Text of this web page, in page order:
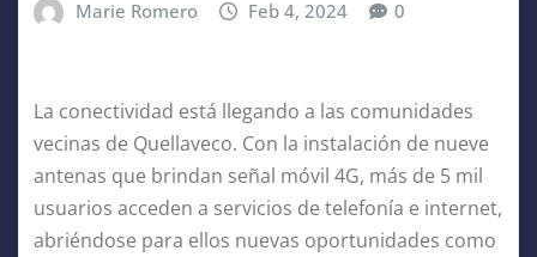
Marie Romero Feb 4, 2024 0
La conectividad está llegando a las comunidades
vecinas de Quellaveco. Con la instalación de nueve
antenas que brindan señal móvil 4G, más de 5 mil
usuarios acceden a servicios de telefonía e internet,
abriéndose para ellos nuevas oportunidades como